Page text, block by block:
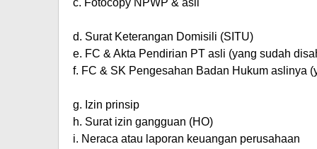
d. Surat Keterangan Domisili (SITU)
e. FC & Akta Pendirian PT asli (yang sudah
f. FC & SK Pengesahan Badan Hukum aslinya
g. Izin prinsip
h. Surat izin gangguan (HO)
i. Neraca atau laporan keuangan perusahaan